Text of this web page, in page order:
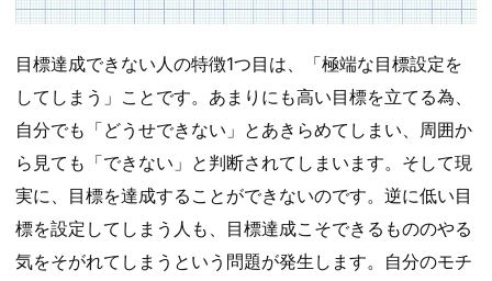
目標達成できない人の特徴1つ目は、「極端な目標設定を
してしまう」ことです。あまりにも高い目標を立てる為、
自分でも「どうせできない」とあきらめてしまい、周囲か
ら見ても「できない」と判断されてしまいます。そして現
実に、目標を達成することができないのです。逆に低い目
標を設定してしまう人も、目標達成こそできるもののやる
気をそがれてしまうという問題が発生します。自分のモチ